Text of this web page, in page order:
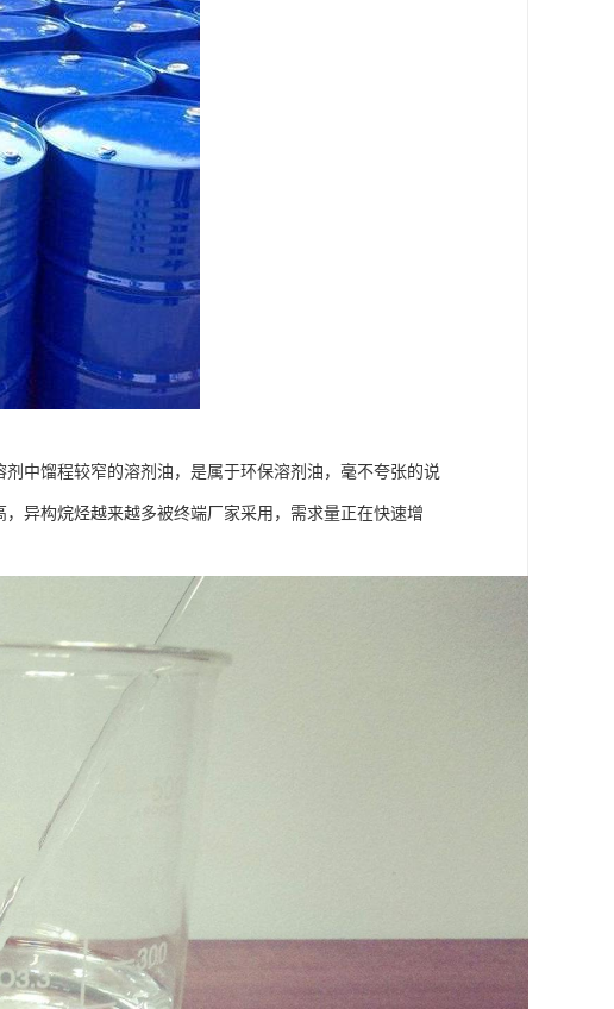
中馏程较窄的溶剂油，是属于环保溶剂油，毫不夸张的说
异构烷烃越来越多被终端厂家采用，需求量正在快速增